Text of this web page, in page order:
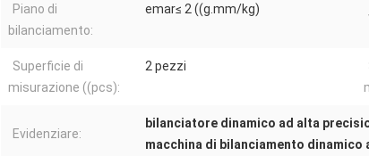
Piano di
bilanciamento:
emar≤ 2 ((g.mm/kg)
Superficie di
misurazione ((pcs):
2 pezzi
Evidenziare:
bilanciatore dinamico ad alta
macchina di bilanciamento dinamico